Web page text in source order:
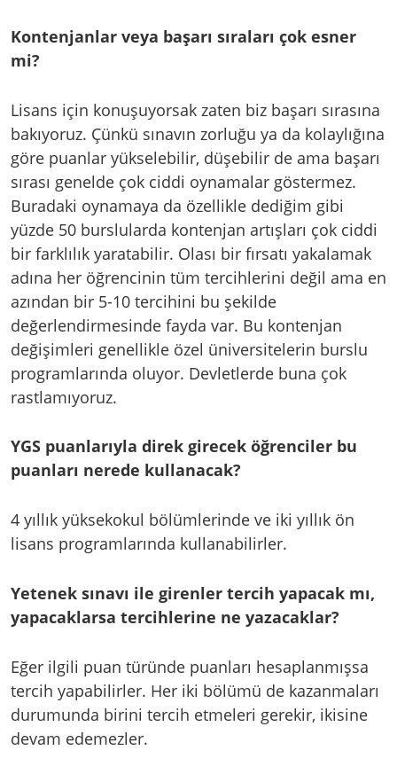
Kontenjanlar veya başarı sıraları çok esner
mi?
Lisans için konuşuyorsak zaten biz başarı sırasına
bakıyoruz. Çünkü sınavın zorluğu ya da kolaylığına
göre puanlar yükselebilir, düşebilir de ama başarı
sırası genelde çok ciddi oynamalar göstermez.
Buradaki oynamaya da özellikle dediğim gibi
yüzde 50 burslularda kontenjan artışları çok ciddi
bir farklılık yaratabilir. Olası bir fırsatı yakalamak
adına her öğrencinin tüm tercihlerini değil ama en
azından bir 5-10 tercihini bu şekilde
değerlendirmesinde fayda var. Bu kontenjan
değişimleri genellikle özel üniversitelerin burslu
programlarında oluyor. Devletlerde buna çok
rastlamıyoruz.
YGS puanlarıyla direk girecek öğrenciler bu
puanları nerede kullanacak?
4 yıllık yüksekokul bölümlerinde ve iki yıllık ön
lisans programlarında kullanabilirler.
Yetenek sınavı ile girenler tercih yapacak mı,
yapacaklarsa tercihlerine ne yazacaklar?
Eğer ilgili puan türünde puanları hesaplanmışsa
tercih yapabilirler. Her iki bölümü de kazanmaları
durumunda birini tercih etmeleri gerekir, ikisine
devam edemezler.